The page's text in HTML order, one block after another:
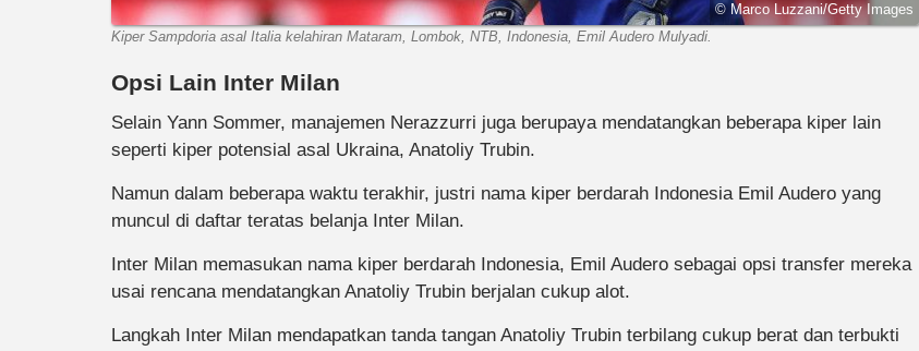
© Marco Luzzani/Getty Images
Kiper Sampdoria asal Italia kelahiran Mataram, Lombok, NTB, Indonesia, Emil Audero Mulyadi.
Opsi Lain Inter Milan
Selain Yann Sommer, manajemen Nerazzurri juga berupaya mendatangkan beberapa kiper lain
seperti kiper potensial asal Ukraina, Anatoliy Trubin.
Namun dalam beberapa waktu terakhir, justri nama kiper berdarah Indonesia Emil Audero yang
muncul di daftar teratas belanja Inter Milan.
Inter Milan memasukan nama kiper berdarah Indonesia, Emil Audero sebagai opsi transfer mereka
usai rencana mendatangkan Anatoliy Trubin berjalan cukup alot.
Langkah Inter Milan mendapatkan tanda tangan Anatoliy Trubin terbilang cukup berat dan terbukti